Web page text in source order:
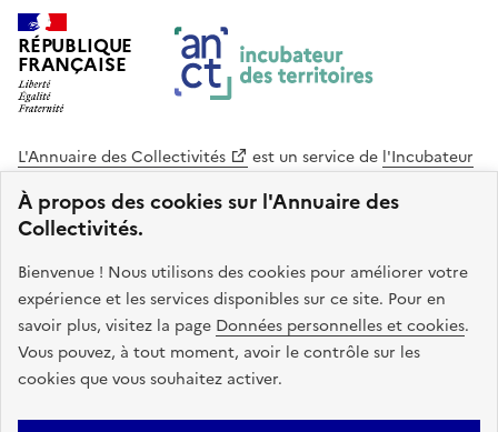
À propos des cookies sur l'Annuaire des
Collectivités.
Bienvenue ! Nous utilisons des cookies pour améliorer votre
expérience et les services disponibles sur ce site. Pour en
savoir plus, visitez la page Données personnelles et cookies.
Vous pouvez, à tout moment, avoir le contrôle sur les
cookies que vous souhaitez activer.
RÉPUBLIQUE
FRANÇAISE
L'Annuaire des Collectivités est un service de l'Incubateur
Cohésion des Territoires
. Le code source de ce site web
est disponible en licence libre. Le design de ce site est conçu
avec le système de design de l’État.
legifrance.gouv.fr
info.gouv.fr
service-public.gouv.fr
data.gouv.fr
Plan du site Accessibilite : non conforme Mentions légales